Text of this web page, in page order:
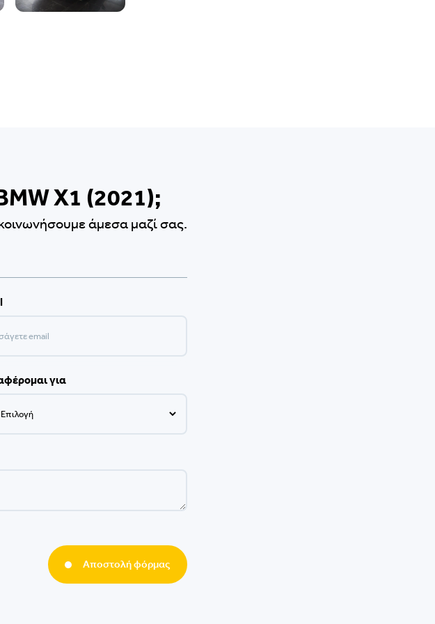
X1 (2021);
άμεσα μαζί σας.
για
Αποστολή φόρμας